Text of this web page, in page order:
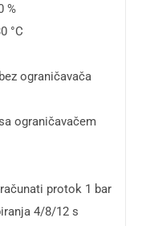
%
°C
ograničavača
ograničavačem
protok 1 bar
4/8/12 s